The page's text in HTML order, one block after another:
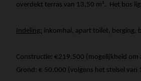
overdekt terras van 13,50 m². Het bos
Indeling: inkomhal, apart toilet, berging,
Constructie: €219.500 (mogelijkheid
Grond: € 50.000 (volgens het stelsel van